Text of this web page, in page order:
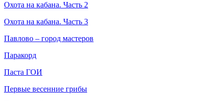
Охота на кабана. Часть 2
Охота на кабана. Часть 3
Павлово – город мастеров
Паракорд
Паста ГОИ
Первые весенние грибы